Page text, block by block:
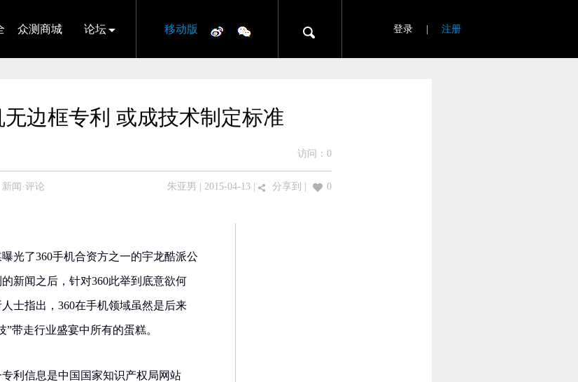
众测商城 论坛 移动版 登录 注册
无边框专利 或成技术制定标准
访问： 0
新闻·评论 朱亚男 | 2015-04-13 | 分享到 0
光了360手机合资方之一的宇龙酷派公
新闻之后，针对360此举到底意欲何
士指出，360在手机领域虽然是后来
带走行业盛宴中所有的蛋糕。
利信息是中国国家知识产权局网站